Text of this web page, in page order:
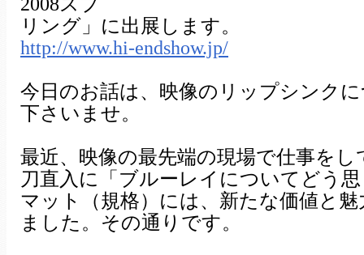
リング」に出展します。
http://www.hi-endshow.jp/
今日のお話は、映像のリップシンク
下さいませ。
最近、映像の最先端の現場で仕事を
刀直入に「ブルーレイについてどう
マット（規格）には、新たな価値と
ました。その通りです。